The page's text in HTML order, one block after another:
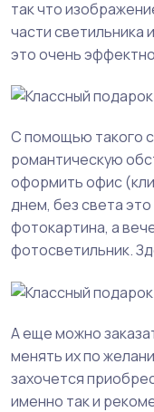
так что
части
это очень
С помощью такого
романтическую
оформить офис
днем, без света
фотокартина, а
фотосветильник.
А еще можно
менять их по
захочется
именно так и